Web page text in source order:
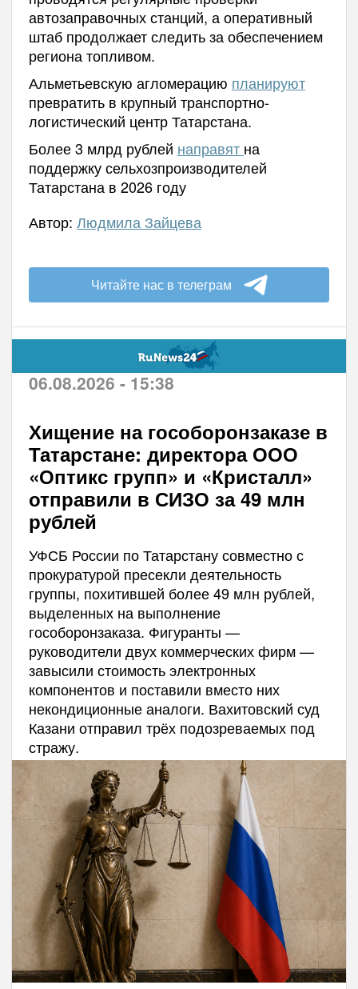
автозаправочных станций, а оперативный
штаб продолжает следить за обеспечением
региона топливом.
Альметьевскую агломерацию планируют
превратить в крупный транспортно-
логистический центр Татарстана.
Более 3 млрд рублей направят на
поддержку сельхозпроизводителей
Татарстана в 2026 году
Автор: Людмила Зайцева
Читайте нас в телеграм
06.08.2026 - 15:38
Хищение на гособоронзаказе в
Татарстане: директора ООО
«Оптикс групп» и «Кристалл»
отправили в СИЗО за 49 млн
рублей
УФСБ России по Татарстану совместно с
прокуратурой пресекли деятельность
группы, похитившей более 49 млн рублей,
выделенных на выполнение
гособоронзаказа. Фигуранты —
руководители двух коммерческих фирм —
завысили стоимость электронных
компонентов и поставили вместо них
некондиционные аналоги. Вахитовский суд
Казани отправил трёх подозреваемых под
стражу.